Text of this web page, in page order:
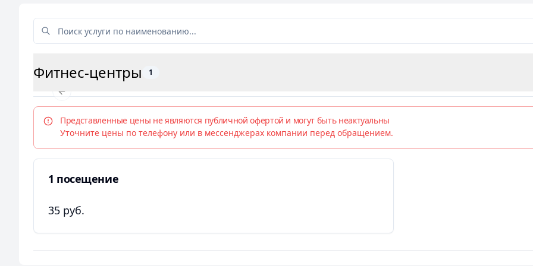
Фитнес-центры 1
Previous slide
Представленные цены не являются публичной офертой и могут быть неактуальны
Уточните цены по телефону или в мессенджерах компании перед обращением.
1 посещение
35 руб.